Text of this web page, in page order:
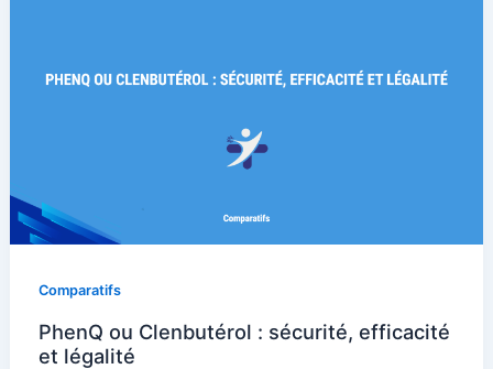
Comparatifs
PhenQ ou Clenbutérol : sécurité, efficacité
et légalité